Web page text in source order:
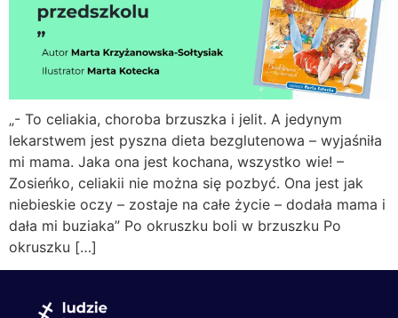
„- To celiakia, choroba brzuszka i jelit. A jedynym
lekarstwem jest pyszna dieta bezglutenowa – wyjaśniła
mi mama. Jaka ona jest kochana, wszystko wie! –
Zosieńko, celiakii nie można się pozbyć. Ona jest jak
niebieskie oczy – zostaje na całe życie – dodała mama i
dała mi buziaka” Po okruszku boli w brzuszku Po
okruszku […]